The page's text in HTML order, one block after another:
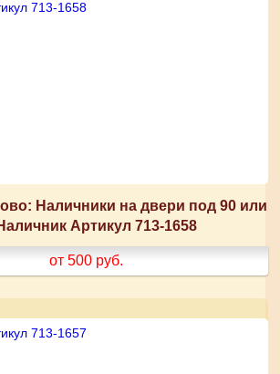
Наличники на двери под 90 или
Артикул 713-1658
от 500 руб.